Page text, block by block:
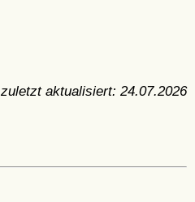
zuletzt aktualisiert: 24.07.2026